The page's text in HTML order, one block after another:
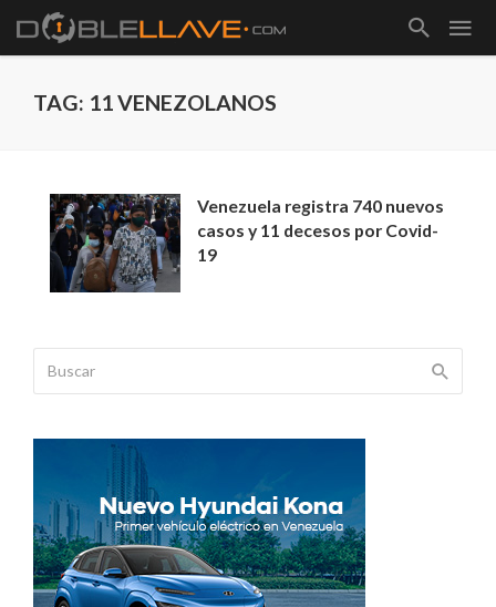
TAG: 11 VENEZOLANOS
Venezuela registra 740 nuevos
casos y 11 decesos por Covid-
19